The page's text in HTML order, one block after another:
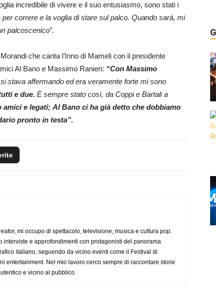
incredibile di vivere e il suo entusiasmo, sono stati i
per correre e la voglia di stare sul palco. Quando sarà, mi
palcoscenico”.
che canta l’Inno di Mameli con il presidente
Al Bano e Massimo Ranieri: “Con Massimo
stava affermando ed era veramente forte mi sono
e due. È sempre stato così, da Coppi e Bartali a
amici e legati; Al Bano ci ha già detto che dobbiamo
pronto in testa”.
mi occupo di spettacolo, televisione, musica e cultura pop.
interviste e approfondimenti con protagonisti del panorama
italiano, seguendo da vicino eventi come il Festival di
entertainment. Nel mio lavoro cerco sempre di raccontare storie
e vicino al pubblico.